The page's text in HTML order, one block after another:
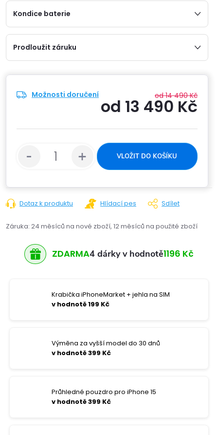
Kondice baterie
Prodloužit záruku
Možnosti doručení od 14 490 Kč
od 13 490 Kč
VLOŽIT DO KOŠÍKU
Dotaz k produktu Hlídací pes Sdílet
Záruka: 24 měsíců na nové zboží, 12 měsíců na použité zboží
ZDARMA4 dárky v hodnotě1196 Kč
Krabička iPhoneMarket + jehla na SIM
v hodnotě 199 Kč
Výměna za vyšší model do 30 dnů
v hodnotě 399 Kč
Průhledné pouzdro pro iPhone 15
v hodnotě 399 Kč